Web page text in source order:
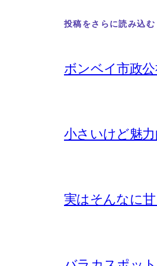
投稿をさらに読み込む
ボンベイ市政
小さいけど魅
実はそんなに